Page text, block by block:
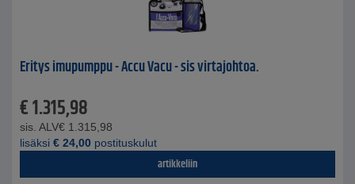
Eritys imupumppu - Accu Vacu - sis virtajohtoa.
€1.315,98
sis. ALV€ 1.315,98
lisäksi € 24,00 postituskulut
artikkeliin